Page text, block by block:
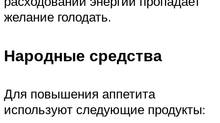
желание голодать.
Народные средства
Для повышения аппетита
используют следующие продукты: